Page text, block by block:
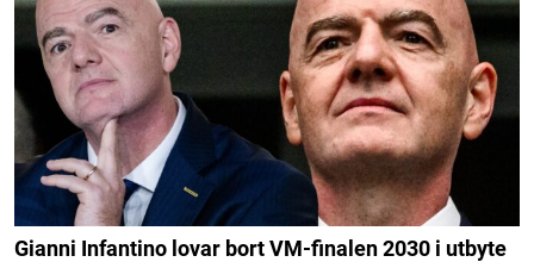
Gianni Infantino lovar bort VM-finalen 2030 i utbyte